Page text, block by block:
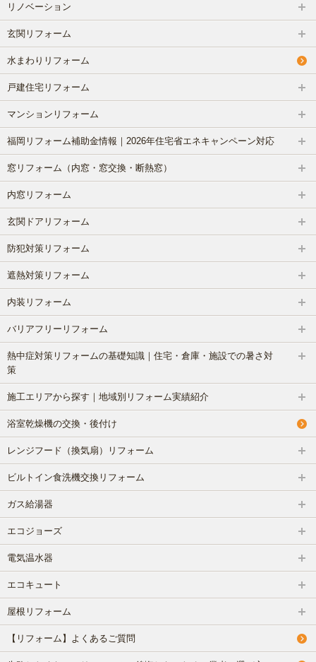
リノベーション
玄関リフォーム
水まわりリフォーム
戸建住宅リフォーム
マンションリフォーム
福岡リフォーム補助金情報｜2026年住宅省エネキャンペーン対応
窓リフォーム（内窓・窓交換・断熱窓）
内窓リフォーム
玄関ドアリフォーム
防犯対策リフォーム
遮熱対策リフォーム
内装リフォーム
バリアフリーリフォーム
熱中症対策リフォームの基礎知識｜住宅・倉庫・施設での暑さ対
策
施工エリアから探す｜地域別リフォーム実績紹介
浴室乾燥機の交換・後付け
レンジフード（換気扇）リフォーム
ビルトイン食洗機交換リフォーム
ガス給湯器
エコジョーズ
電気温水器
エコキュート
屋根リフォーム
【リフォーム】よくあるご質問